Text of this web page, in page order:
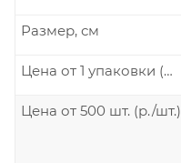
Размер, см
Цена от 1 упаковки (р./шт.)
Цена от 500 шт. (р./шт.)